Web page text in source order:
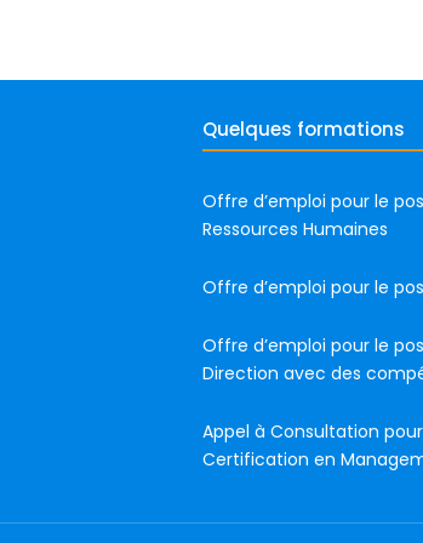
Quelques formations
Offre d’emploi pour le
Ressources Humaines
Offre d’emploi pour le
Offre d’emploi pour le
Direction avec des
Appel à Consultation
Certification en